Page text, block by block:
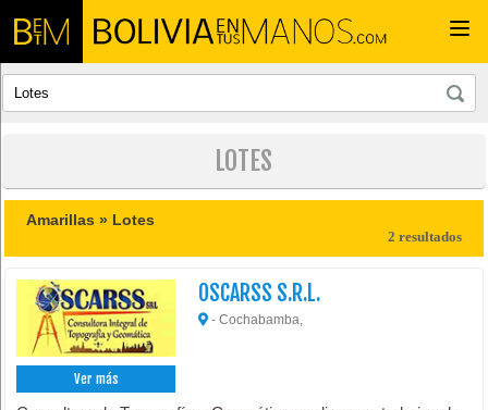
LOTES
Amarillas » Lotes
2 resultados
Ver más
OSCARSS S.R.L.
- Cochabamba,